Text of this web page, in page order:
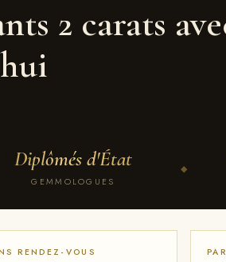
2 carats
Diplômés d'État
GEMMOLOGUES
◆
RENDEZ-VOUS